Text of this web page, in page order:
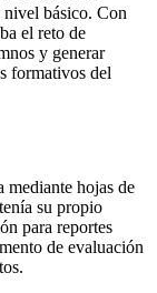
nivel básico. Con
el reto de
y generar
formativos del
mediante hojas de
su propio
para reportes
de evaluación